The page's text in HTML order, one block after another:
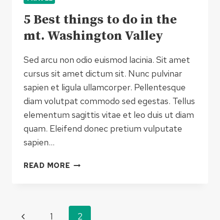
5 Best things to do in the
mt. Washington Valley
Sed arcu non odio euismod lacinia. Sit amet
cursus sit amet dictum sit. Nunc pulvinar
sapien et ligula ullamcorper. Pellentesque
diam volutpat commodo sed egestas. Tellus
elementum sagittis vitae et leo duis ut diam
quam. Eleifend donec pretium vulputate
sapien…
READ MORE5
DO
Page
Previous1 2